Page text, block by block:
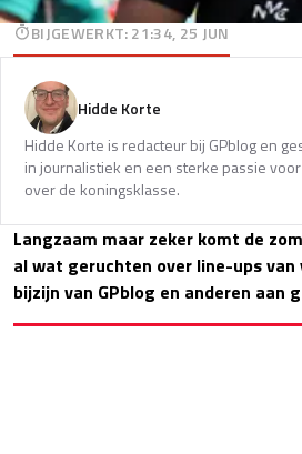
BIJGEWERKT:21:34, 25 JUN
Hidde Korte
Hidde Korte is redacteur bij GPblog en
in journalistiek en een sterke passie
over de koningsklasse.
Langzaam maar zeker komt de
al wat geruchten over line-ups van
bijzijn van GPblog en anderen